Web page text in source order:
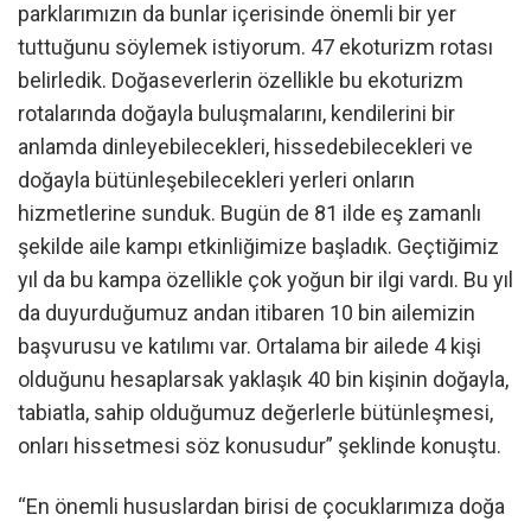
parklarımızın da bunlar içerisinde önemli bir yer
tuttuğunu söylemek istiyorum. 47 ekoturizm rotası
belirledik. Doğaseverlerin özellikle bu ekoturizm
rotalarında doğayla buluşmalarını, kendilerini bir
anlamda dinleyebilecekleri, hissedebilecekleri ve
doğayla bütünleşebilecekleri yerleri onların
hizmetlerine sunduk. Bugün de 81 ilde eş zamanlı
şekilde aile kampı etkinliğimize başladık. Geçtiğimiz
yıl da bu kampa özellikle çok yoğun bir ilgi vardı. Bu yıl
da duyurduğumuz andan itibaren 10 bin ailemizin
başvurusu ve katılımı var. Ortalama bir ailede 4 kişi
olduğunu hesaplarsak yaklaşık 40 bin kişinin doğayla,
tabiatla, sahip olduğumuz değerlerle bütünleşmesi,
onları hissetmesi söz konusudur” şeklinde konuştu.
“En önemli hususlardan birisi de çocuklarımıza doğa